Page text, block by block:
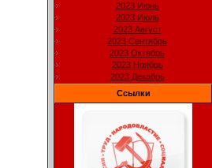
2023 Июнь
2023 Июль
2023 Август
2023 Сентябрь
2023 Октябрь
2023 Ноябрь
2023 Декабрь
Ссылки